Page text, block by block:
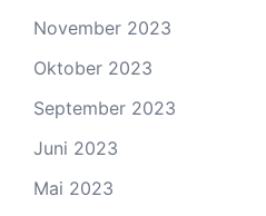
November 2023
Oktober 2023
September 2023
Juni 2023
Mai 2023